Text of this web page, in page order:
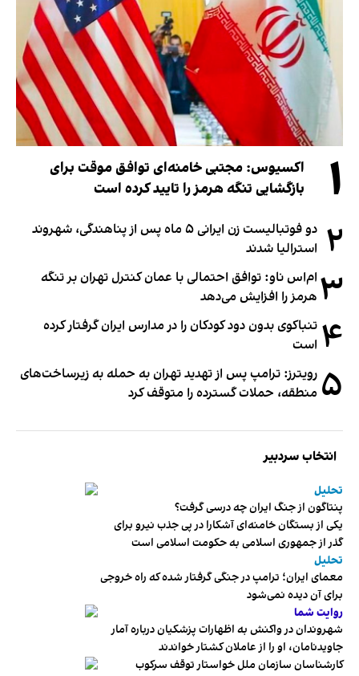
۱
اکسیوس: مجتبی خامنه‌ای توافق موقت برای
بازگشایی تنگه هرمز را تایید کرده است
۲
دو فوتبالیست زن ایرانی ۵ ماه پس از پناهندگی، شهروند
استرالیا شدند
۳ ام‌اس ناو: توافق احتمالی با عمان کنترل تهران بر تنگه
هرمز را افزایش می‌دهد
۴ تنباکوی بدون دود کودکان را در مدارس ایران گرفتار کرده
است
۵ رویترز: ترامپ پس از تهدید تهران به حمله به زیرساخت‌های
منطقه، حملات گسترده را متوقف کرد
انتخاب سردبیر
تحلیل
پنتاگون از جنگ ایران چه درسی گرفت؟
یکی از بستگان خامنه‌ای آشکارا در پی جذب نیرو برای
گذر از جمهوری اسلامی به حکومت اسلامی است
تحلیل
معمای ایران؛ ترامپ در جنگی گرفتار شده که راه خروجی
برای آن دیده نمی‌شود
روایت شما
شهروندان در واکنش به اظهارات پزشکیان درباره آمار
جاویدنامان، او را از عاملان کشتار خواندند
کارشناسان سازمان ملل خواستار توقف سرکوب